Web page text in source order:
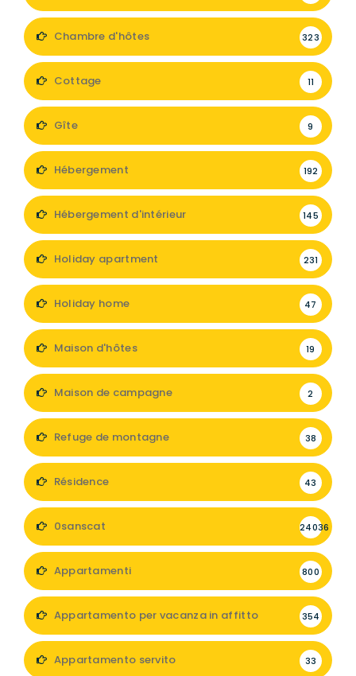
Chambre d'hôtes 323
Cottage 11
Gîte 9
Hébergement 192
Hébergement d'intérieur 145
Holiday apartment 231
Holiday home 47
Maison d'hôtes 19
Maison de campagne 2
Refuge de montagne 38
Résidence 43
0sanscat 24036
Appartamenti 800
Appartamento per vacanza in affitto 354
Appartamento servito 33